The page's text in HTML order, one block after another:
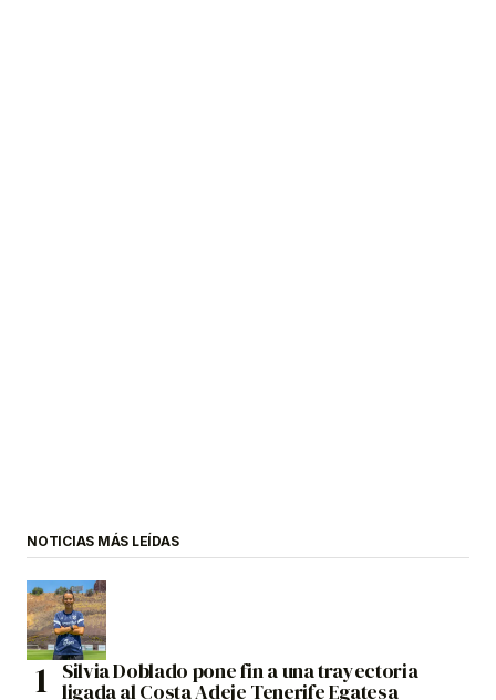
NOTICIAS MÁS LEÍDAS
Silvia Doblado pone fin a una trayectoria
ligada al Costa Adeje Tenerife Egatesa